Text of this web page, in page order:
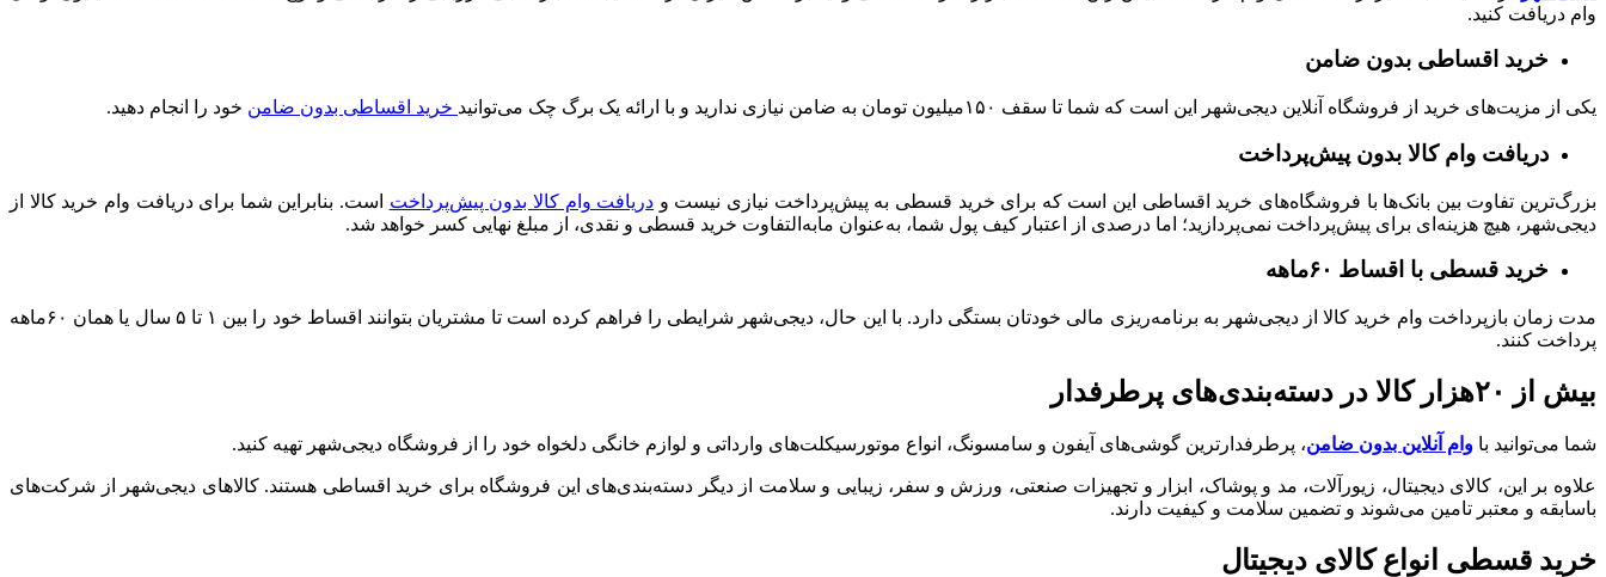
وام دریافت کنید.
خرید اقساطی بدون ضامن
یکی از مزیت‌های خرید از فروشگاه آنلاین دیجی‌شهر این است که شما تا سقف ۱۵۰میلیون تومان به ضامن نیازی ندارید و با ارائه یک برگ چک می‌توانید خرید اقساطی بدون ضامن خود را انجام دهید.
دریافت وام کالا بدون پیش‌پرداخت
بزرگ‌ترین تفاوت بین بانک‌ها با فروشگاه‌های خرید اقساطی این است که برای خرید قسطی به پیش‌پرداخت نیازی نیست و دریافت وام کالا بدون پیش‌پرداخت
است. بنابراین شما برای دریافت وام خرید کالا از
دیجی‌شهر، هیچ هزینه‌ای برای پیش‌پرداخت نمی‌پردازید؛ اما درصدی از اعتبار کیف پول شما، به‌عنوان مابه‌التفاوت خرید قسطی و نقدی، از مبلغ نهایی کسر خواهد شد.
خرید قسطی با اقساط ۶۰ماهه
مدت زمان بازپرداخت وام خرید کالا از دیجی‌شهر به برنامه‌ریزی مالی خودتان بستگی دارد. با این حال، دیجی‌شهر شرایطی را فراهم کرده است تا مشتریان بتوانند اقساط خود را بین ۱ تا ۵ سال یا همان ۶۰ماهه
پرداخت کنند.
بیش از ۲۰هزار کالا در دسته‌بندی‌های پرطرفدار
شما می‌توانید با وام آنلاین بدون ضامن، پرطرفدارترین گوشی‌های آیفون و سامسونگ، انواع موتورسیکلت‌‌های وارداتی و لوازم خانگی دلخواه خود را از فروشگاه دیجی‌شهر تهیه کنید.
علاوه بر این، کالای دیجیتال، زیورآلات، مد و پوشاک، ابزار و تجهیزات صنعتی، ورزش و سفر، زیبایی و سلامت از دیگر دسته‌بندی‌های این فروشگاه برای خرید اقساطی هستند. کالاهای دیجی‌شهر از شرکت‌های
باسابقه و معتبر تامین می‌شوند و تضمین‌ سلامت و کیفیت دارند.
خرید قسطی انواع کالای دیجیتال